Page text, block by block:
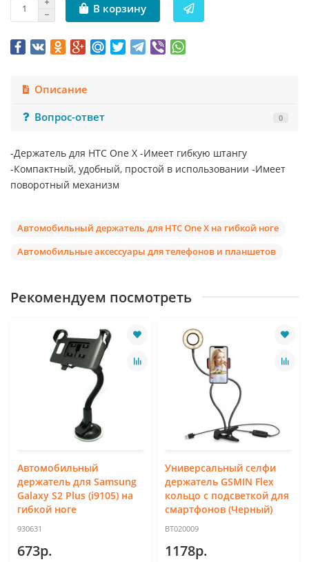
В корзину
Описание
Вопрос-ответ
0
-Держатель для HTC One X -Имеет гибкую штангу
-Компактный, удобный, простой в использовании -Имеет
поворотный механизм
Автомобильный держатель для HTC One X на гибкой ноге
Автомобильные аксессуары для телефонов и планшетов
Рекомендуем посмотреть
Автомобильный
держатель для Samsung
Galaxy S2 Plus (i9105) на
гибкой ноге
930631
673р.
Универсальный селфи
держатель GSMIN Flex
кольцо с подсветкой для
смартфонов (Черный)
BT020009
1178р.